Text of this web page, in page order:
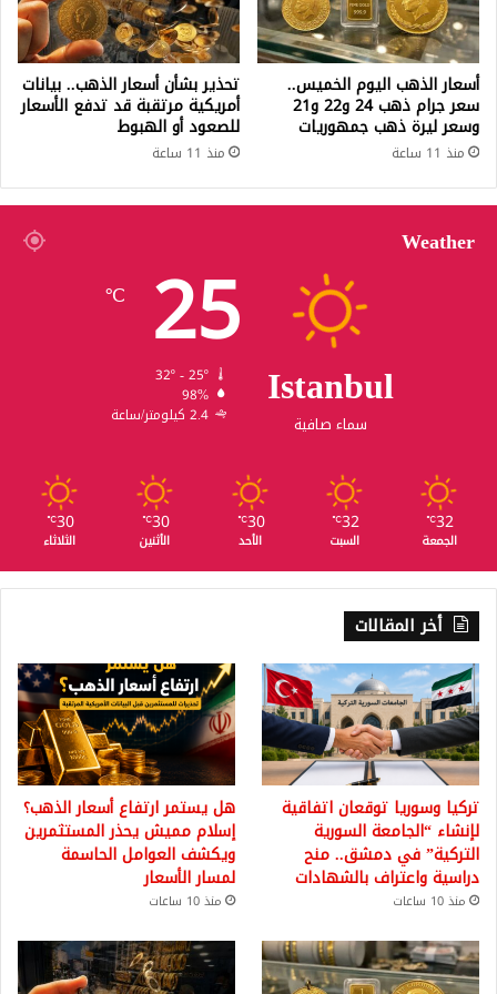
أسعار الذهب اليوم الخميس..
سعر جرام ذهب 24 و22 و21
وسعر ليرة ذهب جمهوريات
منذ 11 ساعة
تحذير بشأن أسعار الذهب.. بيانات
أمريكية مرتقبة قد تدفع الأسعار
للصعود أو الهبوط
منذ 11 ساعة
Weather
Istanbul
سماء صافية
25
℃
32º - 25º
98%
2.4 كيلومتر/ساعة
32
℃
الجمعة
32
℃
السبت
30
℃
الأحد
30
℃
الأثنين
30
℃
الثلاثاء
أخر المقالات
تركيا وسوريا توقعان اتفاقية
لإنشاء “الجامعة السورية
التركية” في دمشق.. منح
دراسية واعتراف بالشهادات
منذ 10 ساعات
هل يستمر ارتفاع أسعار الذهب؟
إسلام مميش يحذر المستثمرين
ويكشف العوامل الحاسمة
لمسار الأسعار
منذ 10 ساعات